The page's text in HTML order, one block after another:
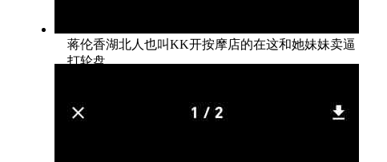
蒋伦香湖北人也叫KK开按摩店的在这和她妹妹卖逼
打轮盘